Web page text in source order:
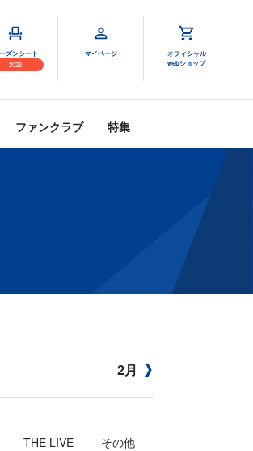
ズンシート
2026
マイページ
オフィシャル
webショップ
ファンクラブ 特集
2月
THE LIVE その他